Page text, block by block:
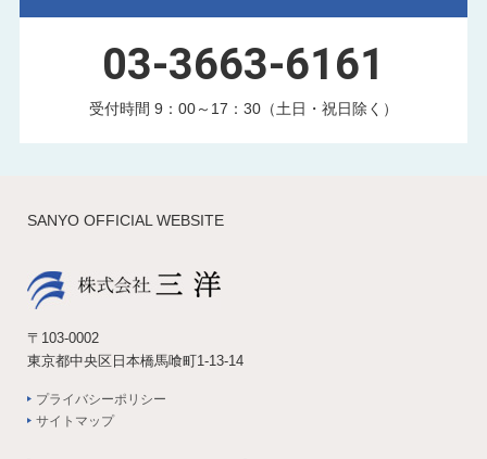
03-3663-6161
受付時間 9：00～17：30（土日・祝日除く）
SANYO OFFICIAL WEBSITE
〒103-0002
東京都中央区日本橋馬喰町1-13-14
プライバシーポリシー
サイトマップ